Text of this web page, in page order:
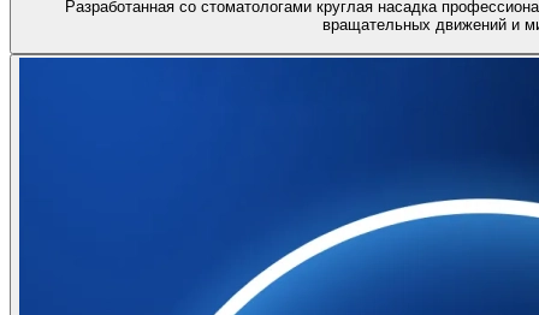
Разработанная со стоматологами круглая насадка
вращательных движений и